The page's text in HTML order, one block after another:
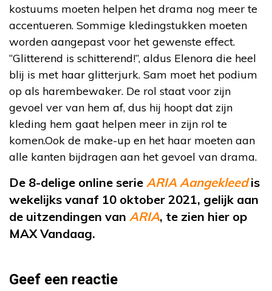
kostuums moeten helpen het drama nog meer te
accentueren. Sommige kledingstukken moeten
worden aangepast voor het gewenste effect.
“Glitterend is schitterend!”, aldus Elenora die heel
blij is met haar glitterjurk. Sam moet het podium
op als harembewaker. De rol staat voor zijn
gevoel ver van hem af, dus hij hoopt dat zijn
kleding hem gaat helpen meer in zijn rol te
komen.Ook de make-up en het haar moeten aan
alle kanten bijdragen aan het gevoel van drama.
De 8-delige online serie ARIA Aangekleedis
wekelijks vanaf 10 oktober 2021, gelijk aan
de uitzendingen van ARIA, te zien hier op
MAX Vandaag.
Geef een reactie